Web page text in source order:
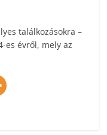
találkozásokra –
es évről, mely az